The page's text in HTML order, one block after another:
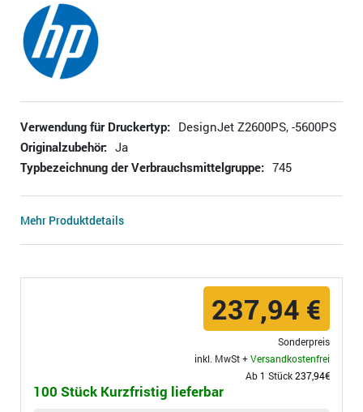
Verwendung für Druckertyp: DesignJet Z2600PS, -5600PS
Originalzubehör: Ja
Typbezeichnung der Verbrauchsmittelgruppe: 745
Mehr Produktdetails
237,94 €
Sonderpreis
inkl. MwSt +Versandkostenfrei
Ab 1 Stück237,94€
100 Stück Kurzfristig lieferbar